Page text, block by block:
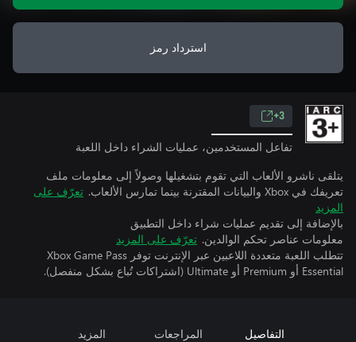
استرداد رمز
3+
تفاعل المستخدمين، عمليات الشراء داخل اللعبة
يتلقى ناشرو الألعاب التي تقوم بتشغيلها وصولاً إلى معلومات ملف
تعريفك في Xbox والبيانات المقترنة بينما تمارس الألعاب.
تعرّف على
المزيد
بالإضافة إلى تقديم عمليات شراء داخل التطبيق
معلومات عناصر تحكم الوالدين. تعرّف على المزيد
تتطلب اللعبة متعددة اللاعبين عبر الإنترنت توفر Xbox Game Pass
Essential أو Premium أو Ultimate (اشتراكات تُباع بشكل منفصل).
التفاصيل المراجعات المزيد